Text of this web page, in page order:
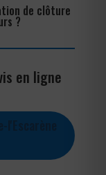
de clôture
?
en ligne